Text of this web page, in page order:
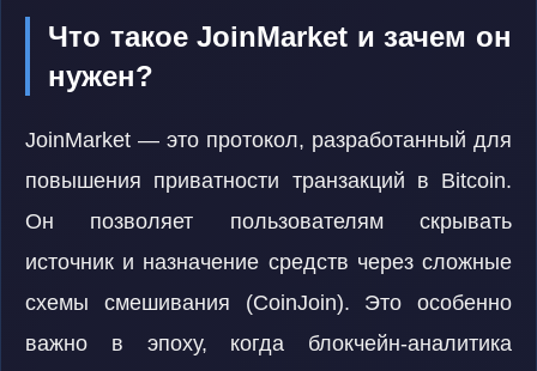
Что такое JoinMarket и зачем он
нужен?
JoinMarket — это протокол, разработанный для
повышения приватности транзакций в Bitcoin.
Он позволяет пользователям скрывать
источник и назначение средств через сложные
схемы смешивания (CoinJoin). Это особенно
важно в эпоху, когда блокчейн-аналитика